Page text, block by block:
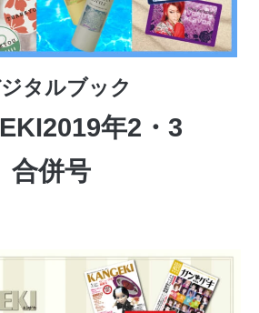
タルブック
年2・3
合併号